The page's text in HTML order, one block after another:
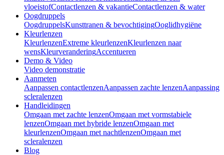
vloeistofContactlenzen & vakantieContactlenzen & water
Oogdruppels
OogdruppelsKunsttranen & bevochtigingOoglidhygiëne
Kleurlenzen
KleurlenzenExtreme kleurlenzenKleurlenzen naar
wensKleurveranderingAccentueren
Demo & Video
Video demonstratie
Aanmeten
Aanpassen contactlenzenAanpassen zachte lenzenAanpassing
scleralenzen
Handleidingen
Omgaan met zachte lenzenOmgaan met vormstabiele
lenzenOmgaan met hybride lenzenOmgaan met
kleurlenzenOmgaan met nachtlenzenOmgaan met
scleralenzen
Blog